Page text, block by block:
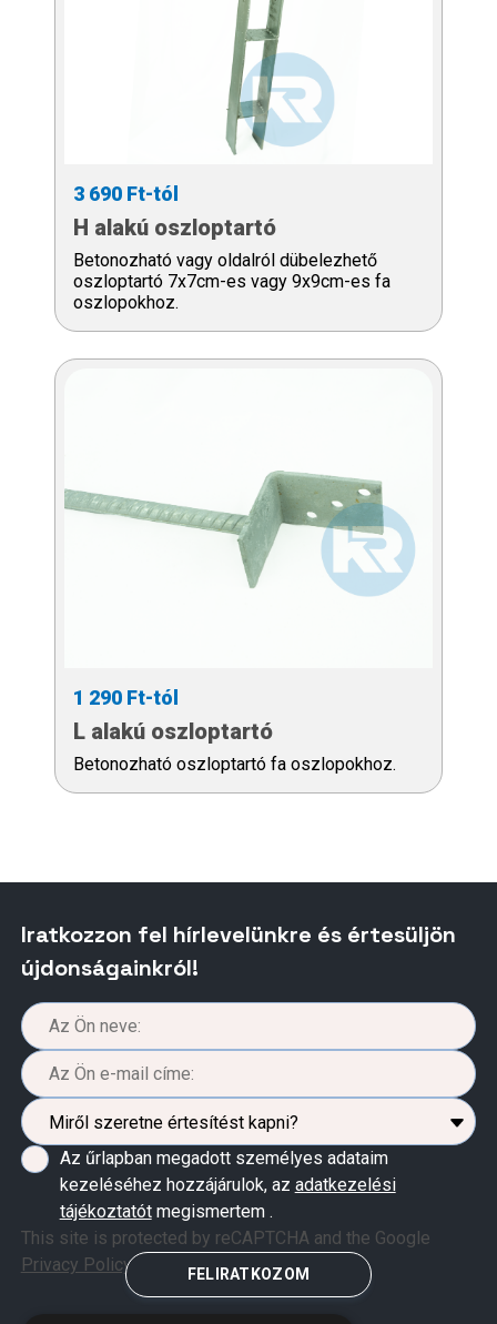
3 690 Ft-tól
H alakú oszloptartó
Betonozható vagy oldalról dübelezhető
oszloptartó 7x7cm-es vagy 9x9cm-es fa
oszlopokhoz.
1 290 Ft-tól
L alakú oszloptartó
Betonozható oszloptartó fa oszlopokhoz.
Iratkozzon fel hírlevelünkre és értesüljön
újdonságainkról!
Az űrlapban megadott személyes adataim
kezeléséhez hozzájárulok, az adatkezelési
tájékoztatótmegismertem .
This site is protected by reCAPTCHA and the Google
Privacy Policyand Terms of Serviceapply.
FELIRATKOZOM